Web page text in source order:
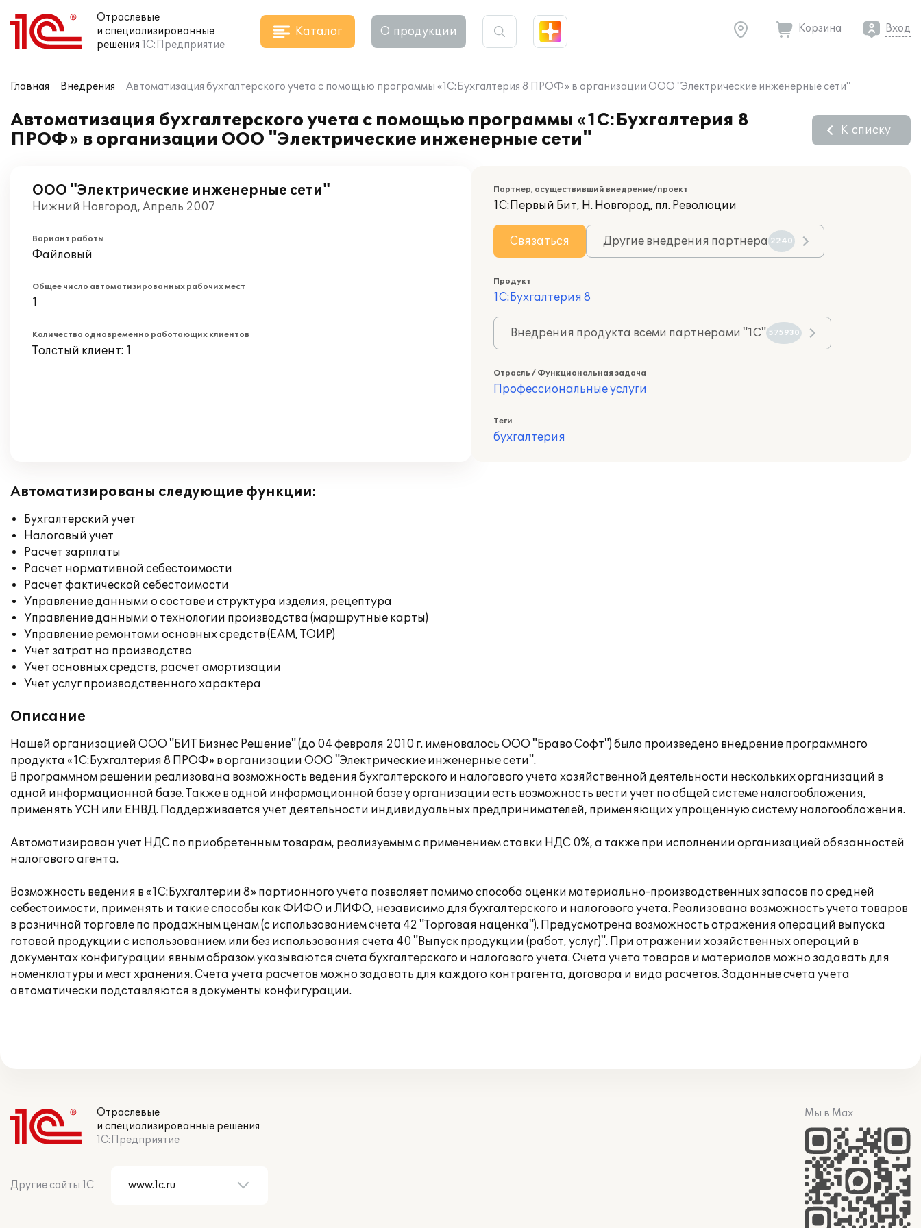
Отраслевые
и специализированные
решения 1С:Предприятие
Каталог О продукции Корзина Вход
Главная Внедрения Автоматизация бухгалтерского учета с помощью программы «1C:Бухгалтерия 8 ПРОФ» в организации ООО "Электрические инженерные сети"
Автоматизация бухгалтерского учета с помощью программы «1C:Бухгалтерия 8
ПРОФ» в организации ООО "Электрические инженерные сети"
К списку
ООО "Электрические инженерные сети"
Нижний Новгород, Апрель 2007
Вариант работы
Файловый
Общее число автоматизированных рабочих мест
1
Количество одновременно работающих клиентов
Толстый клиент: 1
Партнер, осуществивший внедрение/проект
1С:Первый Бит, Н. Новгород, пл. Революции
Связаться Другие внедрения партнера 2240
Продукт
1С:Бухгалтерия 8
Внедрения продукта всеми партнерами "1С" 575930
Отрасль / Функциональная задача
Профессиональные услуги
Теги
бухгалтерия
Автоматизированы следующие функции:
Бухгалтерский учет
Налоговый учет
Расчет зарплаты
Расчет нормативной себестоимости
Расчет фактической себестоимости
Управление данными о составе и структура изделия, рецептура
Управление данными о технологии производства (маршрутные карты)
Управление ремонтами основных средств (EAM, ТОИР)
Учет затрат на производство
Учет основных средств, расчет амортизации
Учет услуг производственного характера
Описание
Нашей организацией ООО "БИТ Бизнес Решение" (до 04 февраля 2010 г. именовалось ООО "Браво Софт") было произведено внедрение программного
продукта «1C:Бухгалтерия 8 ПРОФ» в организации ООО "Электрические инженерные сети".
В программном решении реализована возможность ведения бухгалтерского и налогового учета хозяйственной деятельности нескольких организаций в
одной информационной базе. Также в одной информационной базе у организации есть возможность вести учет по общей системе налогообложения,
применять УСН или ЕНВД. Поддерживается учет деятельности индивидуальных предпринимателей, применяющих упрощенную систему налогообложения.
Автоматизирован учет НДС по приобретенным товарам, реализуемым с применением ставки НДС 0%, а также при исполнении организацией обязанностей
налогового агента.
Возможность ведения в «1С:Бухгалтерии 8» партионного учета позволяет помимо способа оценки материально-производственных запасов по средней
себестоимости, применять и такие способы как ФИФО и ЛИФО, независимо для бухгалтерского и налогового учета. Реализована возможность учета товаров
в розничной торговле по продажным ценам (с использованием счета 42 "Торговая наценка"). Предусмотрена возможность отражения операций выпуска
готовой продукции с использованием или без использования счета 40 "Выпуск продукции (работ, услуг)". При отражении хозяйственных операций в
документах конфигурации явным образом указываются счета бухгалтерского и налогового учета. Счета учета товаров и материалов можно задавать для
номенклатуры и мест хранения. Счета учета расчетов можно задавать для каждого контрагента, договора и вида расчетов. Заданные счета учета
автоматически подставляются в документы конфигурации.
Отраслевые
и специализированные решения
1С:Предприятие
Другие сайты 1С
Мы в Max